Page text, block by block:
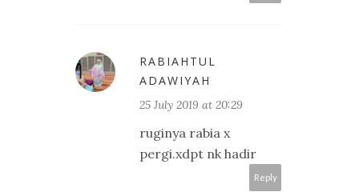
RABIAHTUL
ADAWIYAH
25 July 2019 at 20:29
ruginya rabia x
pergi.xdpt nk hadir
Reply